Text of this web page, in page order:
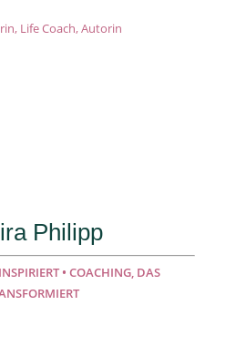
Philipp
• COACHING, DAS